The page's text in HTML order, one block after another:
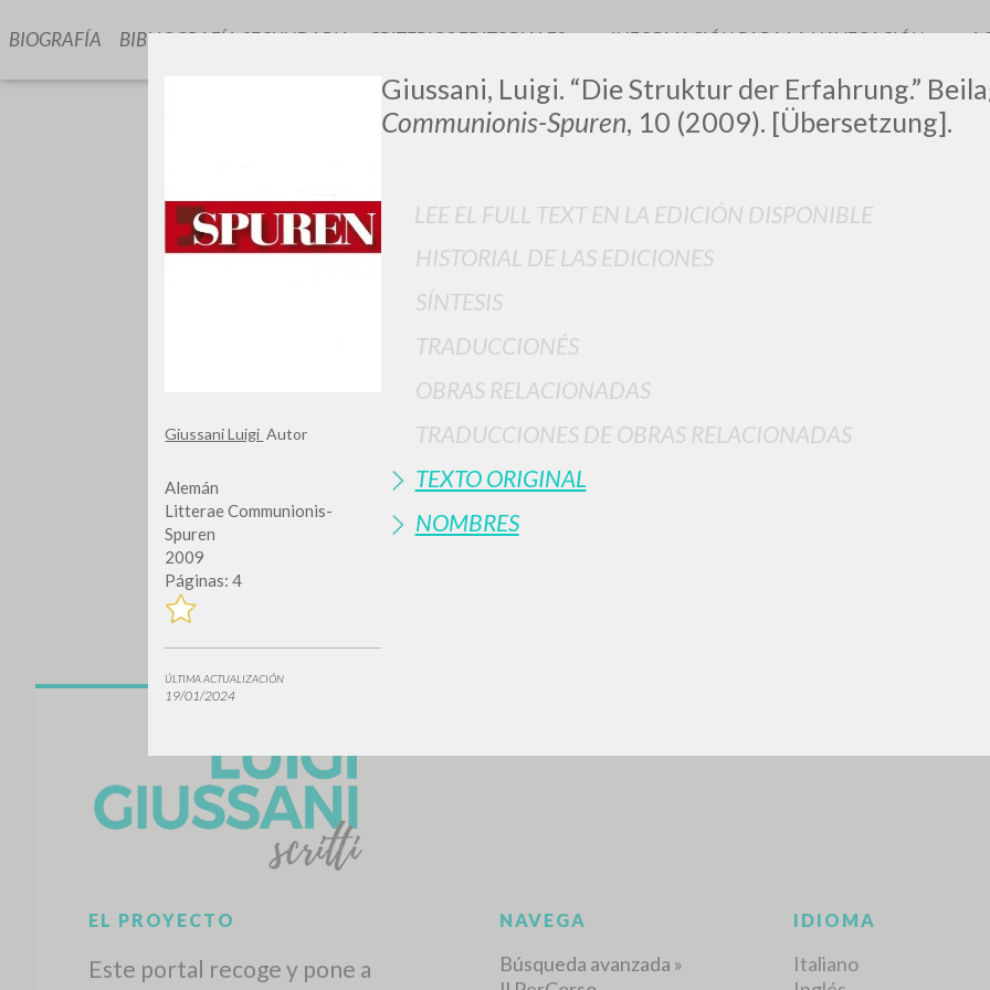
Giussani Luigi Autor
Alemán
Litterae Communionis-
Spuren
2009
Páginas: 4
ÚLTIMA ACTUALIZACIÓN
19/01/2024
Giussani, Luigi. “Die Struktur der Erfahrung.”
Communionis-Spuren, 10 (2009). [Übersetzung].
LEE EL FULL TEXT EN LA EDICIÓN DISPONIBLE
HISTORIAL DE LAS EDICIONES
SÍNTESIS
TRADUCCIONÉS
OBRAS RELACIONADAS
TRADUCCIONES DE OBRAS RELACIONADAS
TEXTO ORIGINAL
NOMBRES
LUIGI
GIUSSANI
scritti
BIOGRAFÍA BIBLIOGRAFÍA SECUNDARIA CRITERIOS EDITORIALES INFORMACIÓN PARA LA NAVEGACIÓN
TIPOLOGÍA